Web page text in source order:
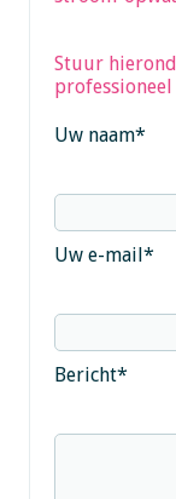
Stuur
Uw naam*
Uw e-mail*
Bericht*